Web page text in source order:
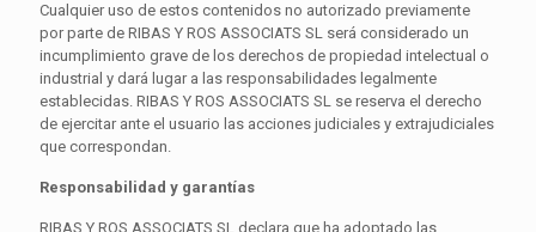
Cualquier uso de estos contenidos no autorizado previamente
por parte de RIBAS Y ROS ASSOCIATS SL será considerado un
incumplimiento grave de los derechos de propiedad intelectual o
industrial y dará lugar a las responsabilidades legalmente
establecidas. RIBAS Y ROS ASSOCIATS SL se reserva el derecho
de ejercitar ante el usuario las acciones judiciales y extrajudiciales
que correspondan.
Responsabilidad y garantías
RIBAS Y ROS ASSOCIATS SL declara que ha adoptado las